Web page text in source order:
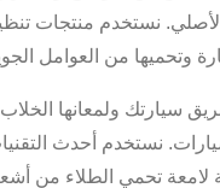
نستخدم منتجات
وتحميها من العوامل
سيارتك ولمعانها
نستخدم أحدث
لامعة تحمي الطلاء من